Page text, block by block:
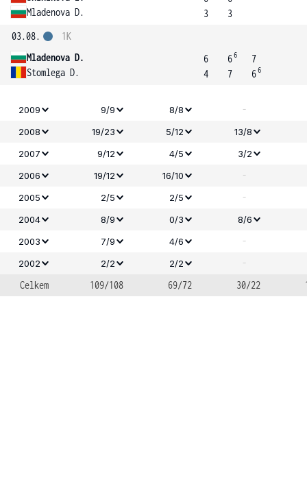
Mladenova D.
3
3
03.08.
Mladenova D.
Stomlega D.
1K
6
4
66
7
7
66
2009 9/9 8/8 -
2008 19/23 5/12
13/8
2007
9/12 4/5 3/2
2006
19/12 16/10 -
2005
2/5 2/5 -
2004 8/9 0/3
8/6
2003
7/9 4/6 -
2002
2/2 2/2
-
Celkem
109/108 69/72 30/22